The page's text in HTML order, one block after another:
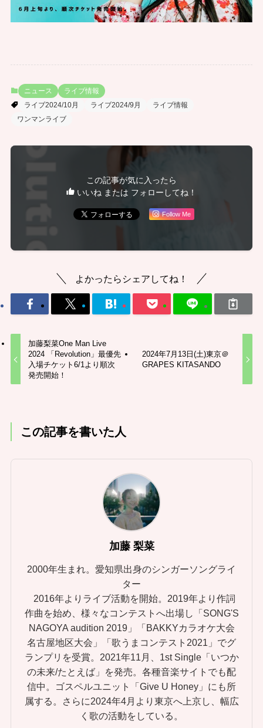
ニュース
ライブ情報
ライブ2024/10月
ライブ2024/9月
ライブ情報
ワンマンライブ
この記事が気に入ったら
いいね または フォローしてね！
Follow Me
よかったらシェアしてね！
加藤梨菜One Man Live
2024 「Revolution」最優先
入場チケット6/1より順次
発売開始！
2024年7月13日(土)東京＠
GRAPES KITASANDO
この記事を書いた人
加藤 梨菜
2000年生まれ。愛知県出身のシンガーソングライ
ター
2016年よりライブ活動を開始。2019年より作詞
作曲を始め、様々なコンテストへ出場し「SONG'S
NAGOYA audition 2019」「BAKKYカラオケ大会
名古屋地区大会」「歌うまコンテスト2021」でグ
ランプリを受賞。2021年11月、1st Single「いつか
の未来/たとえば」を発売。各種音楽サイトでも配
信中。ゴスペルユニット「Give U Honey」にも所
属する。さらに2024年4月より東京へ上京し、幅広
く歌の活動をしている。